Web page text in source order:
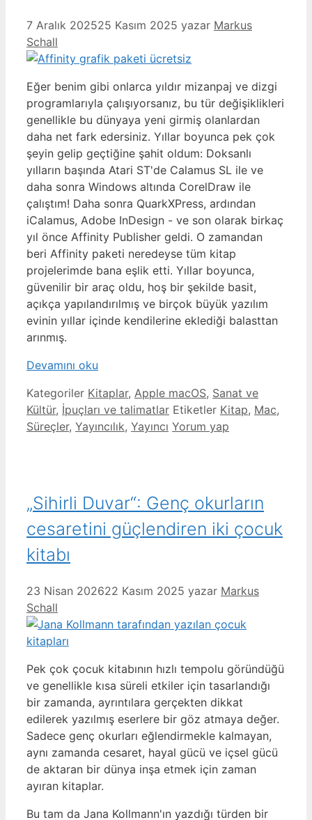
7 Aralık 202525 Kasım 2025 yazar Markus
Schall
Eğer benim gibi onlarca yıldır mizanpaj ve dizgi
programlarıyla çalışıyorsanız, bu tür değişiklikleri
genellikle bu dünyaya yeni girmiş olanlardan
daha net fark edersiniz. Yıllar boyunca pek çok
şeyin gelip geçtiğine şahit oldum: Doksanlı
yılların başında Atari ST'de Calamus SL ile ve
daha sonra Windows altında CorelDraw ile
çalıştım! Daha sonra QuarkXPress, ardından
iCalamus, Adobe InDesign - ve son olarak birkaç
yıl önce Affinity Publisher geldi. O zamandan
beri Affinity paketi neredeyse tüm kitap
projelerimde bana eşlik etti. Yıllar boyunca,
güvenilir bir araç oldu, hoş bir şekilde basit,
açıkça yapılandırılmış ve birçok büyük yazılım
evinin yıllar içinde kendilerine eklediği balasttan
arınmış.
Devamını oku
Kategoriler Kitaplar, Apple macOS, Sanat ve
Kültür, İpuçları ve talimatlar Etiketler Kitap, Mac,
Süreçler, Yayıncılık, Yayıncı Yorum yap
„Sihirli Duvar“: Genç okurların
cesaretini güçlendiren iki çocuk
kitabı
23 Nisan 202622 Kasım 2025 yazar Markus
Schall
Pek çok çocuk kitabının hızlı tempolu göründüğü
ve genellikle kısa süreli etkiler için tasarlandığı
bir zamanda, ayrıntılara gerçekten dikkat
edilerek yazılmış eserlere bir göz atmaya değer.
Sadece genç okurları eğlendirmekle kalmayan,
aynı zamanda cesaret, hayal gücü ve içsel gücü
de aktaran bir dünya inşa etmek için zaman
ayıran kitaplar.
Bu tam da Jana Kollmann'ın yazdığı türden bir